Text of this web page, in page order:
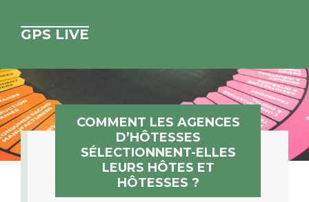
GPS LIVE
COMMENT LES AGENCES
D’HÔTESSES
SÉLECTIONNENT-ELLES
LEURS HÔTES ET
HÔTESSES ?